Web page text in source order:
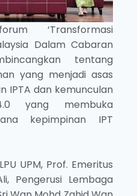
‘Transformasi
Dalam Cabaran
tentang
yang menjadi asas
IPTA dan kemunculan
yang membuka
kepimpinan IPT
UPM, Prof. Emeritus
Pengerusi Lembaga